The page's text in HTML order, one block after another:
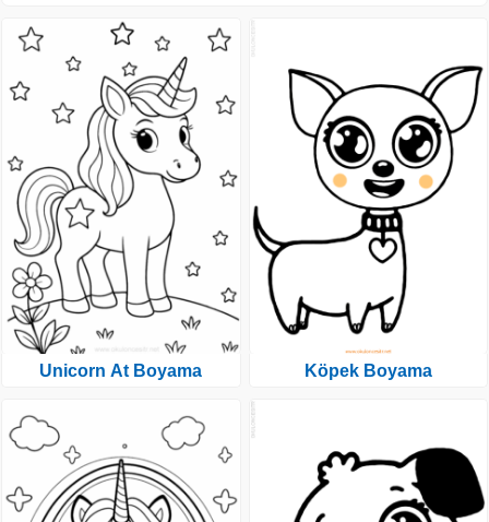
Unicorn At Boyama Köpek Boyama